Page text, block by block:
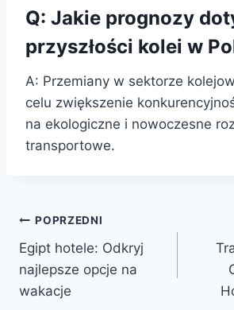
Q: Jakie prognozy
przyszłości kolei w
A: Przemiany w sektorze
celu zwiększenie
na ekologiczne i nowoczesne
transportowe.
Nawigacja
wpisu
POPRZEDNI
Egipt hotele: Odkryj
najlepsze opcje na
wakacje